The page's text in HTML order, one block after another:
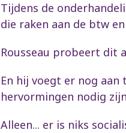
Tijdens de
die raken aan de btw
Rousseau probeert dit
En hij voegt er nog
hervormingen nodig
Alleen... er is niks